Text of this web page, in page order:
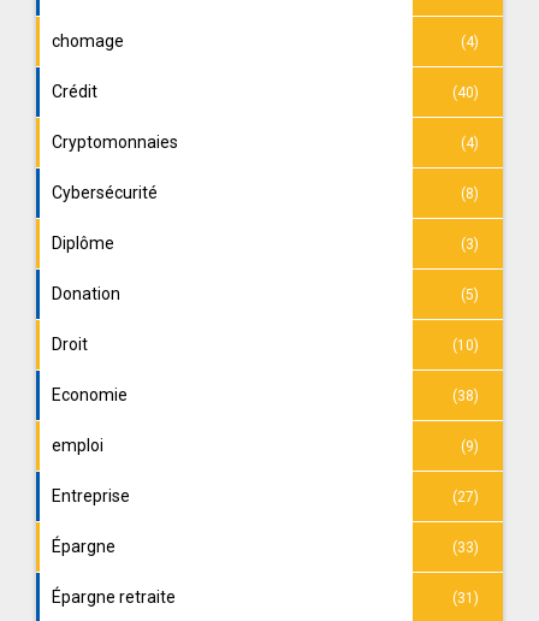
chomage (4)
Crédit (40)
Cryptomonnaies (4)
Cybersécurité (8)
Diplôme (3)
Donation (5)
Droit (10)
Economie (38)
emploi (9)
Entreprise (27)
Épargne (33)
Épargne retraite (31)